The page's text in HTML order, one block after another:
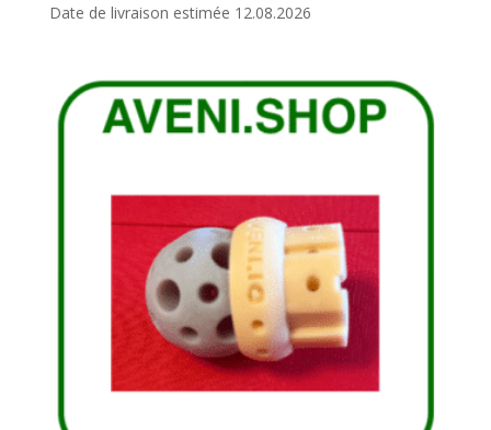
Date de livraison estimée 12.08.2026